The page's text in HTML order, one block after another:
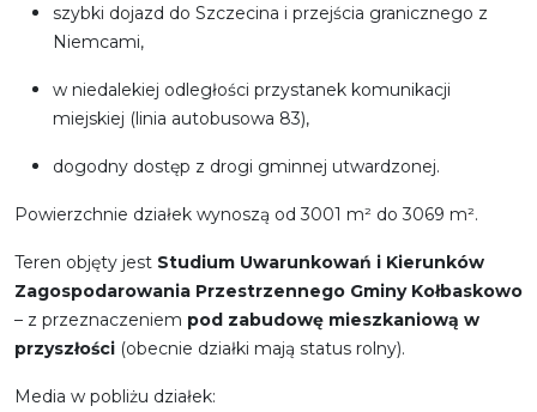
szybki dojazd do Szczecina i przejścia granicznego z
Niemcami,
w niedalekiej odległości przystanek komunikacji
miejskiej (linia autobusowa 83),
dogodny dostęp z drogi gminnej utwardzonej.
Powierzchnie działek wynoszą od 3001 m² do 3069 m².
Teren objęty jest Studium Uwarunkowań i Kierunków
Zagospodarowania Przestrzennego Gminy Kołbaskowo
– z przeznaczeniem pod zabudowę mieszkaniową w
przyszłości (obecnie działki mają status rolny).
Media w pobliżu działek: